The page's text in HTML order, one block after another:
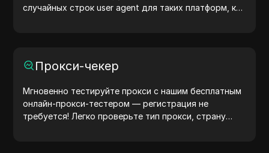
случайных строк user agent для таких платформ, как
Упростите свои рабочие процессы — начните
Прокси-чекер
Мгновенно тестируйте прокси с нашим бесплатным
онлайн-прокси-тестером — регистрация не
требуется! Легко проверьте тип прокси, страну